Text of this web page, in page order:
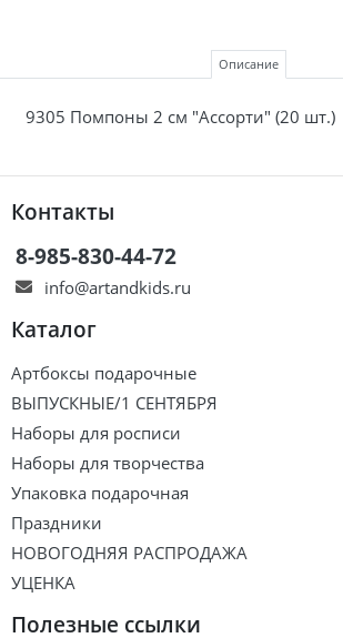
Описание
9305 Помпоны 2 см "Ассорти" (20 шт.)
Контакты
8-985-830-44-72
info@artandkids.ru
Каталог
Артбоксы подарочные
ВЫПУСКНЫЕ/1 СЕНТЯБРЯ
Наборы для росписи
Наборы для творчества
Упаковка подарочная
Праздники
НОВОГОДНЯЯ РАСПРОДАЖА
УЦЕНКА
Полезные ссылки